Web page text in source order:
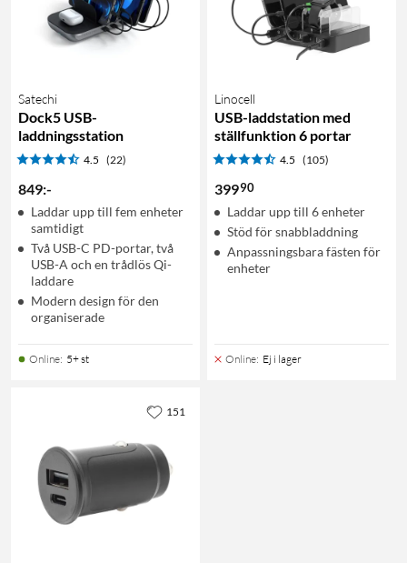
Satechi
Dock5 USB-
laddningsstation
4.5 (22)
849:-
Laddar upp till fem enheter
samtidigt
Två USB-C PD-portar, två
USB-A och en trådlös Qi-
laddare
Modern design för den
organiserade
Online: 5+ st
Linocell
USB-laddstation med
ställfunktion 6 portar
4.5 (105)
39990
Laddar upp till 6 enheter
Stöd för snabbladdning
Anpassningsbara fästen för
enheter
Online: Ej i lager
151